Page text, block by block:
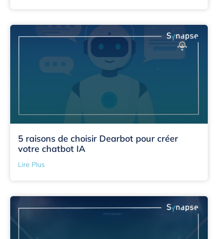
5 raisons de choisir Dearbot pour créer
votre chatbot IA
Lire Plus